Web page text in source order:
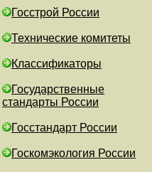
Госстрой России
Технические комитеты
Классификаторы
Государственные
стандарты России
Госстандарт России
Госкомэкология России